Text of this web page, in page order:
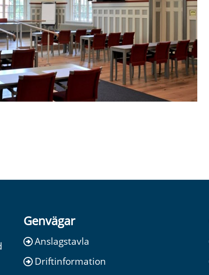
Genvägar
Anslagstavla
Driftinformation